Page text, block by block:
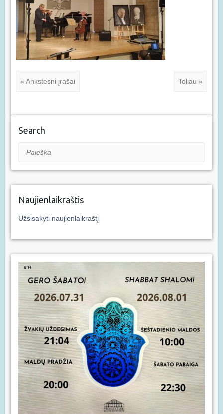
« Ankstesni įrašai Toliau »
Search
Paieška
Naujienlaikraštis
Užsisakyti naujienlaikraštį